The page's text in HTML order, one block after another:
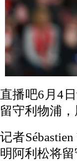
直播吧6月4
留守利物浦，
记者
明阿利松将